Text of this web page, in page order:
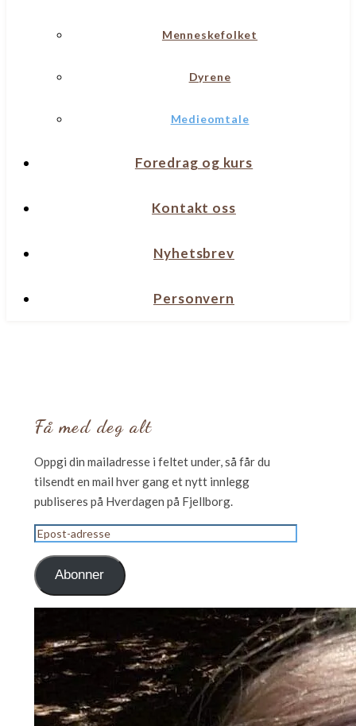
Menneskefolket
Dyrene
Medieomtale
Foredrag og kurs
Kontakt oss
Nyhetsbrev
Personvern
Få med deg alt
Oppgi din mailadresse i feltet under, så får du
tilsendt en mail hver gang et nytt innlegg
publiseres på Hverdagen på Fjellborg.
Epost-
adresse
Abonner